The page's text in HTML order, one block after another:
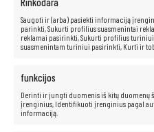
Saugoti ir (arba) pasiekti informaciją
parinkti, Sukurti profilius suasmenintai
reklamai pasirinkti, Sukurti profilius
suasmenintam turiniui pasirinkti, Kurti ir
funkcijos
Derinti ir jungti duomenis iš kitų duomenų
įrenginius, Identifikuoti įrenginius pagal
informaciją.